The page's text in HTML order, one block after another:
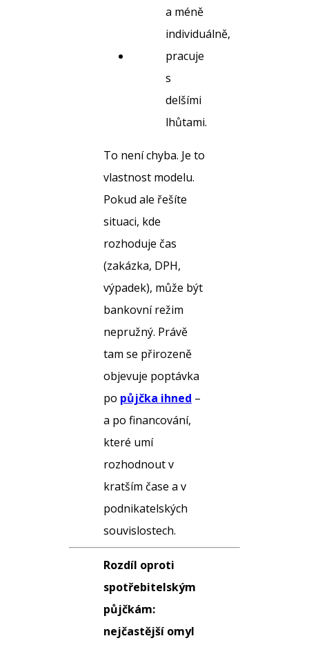
a méně
individuálně,
pracuje
s
delšími
lhůtami.
To není chyba. Je to
vlastnost modelu.
Pokud ale řešíte
situaci, kde
rozhoduje čas
(zakázka, DPH,
výpadek), může být
bankovní režim
nepružný. Právě
tam se přirozeně
objevuje poptávka
po půjčka ihned –
a po financování,
které umí
rozhodnout v
kratším čase a v
podnikatelských
souvislostech.
Rozdíl oproti
spotřebitelským
půjčkám:
nejčastější omyl